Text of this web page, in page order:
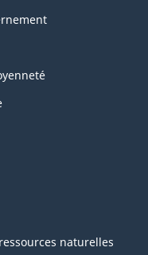
naturelles